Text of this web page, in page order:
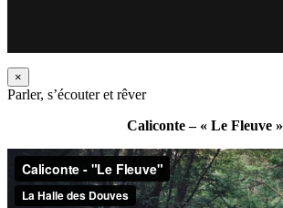
×
Parler, s’écouter et rêver
Caliconte – « Le Fleuve »